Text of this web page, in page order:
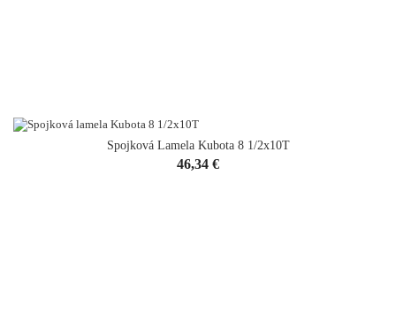
Spojková Lamela Kubota 8 1/2x10T
Cena
46,34 €